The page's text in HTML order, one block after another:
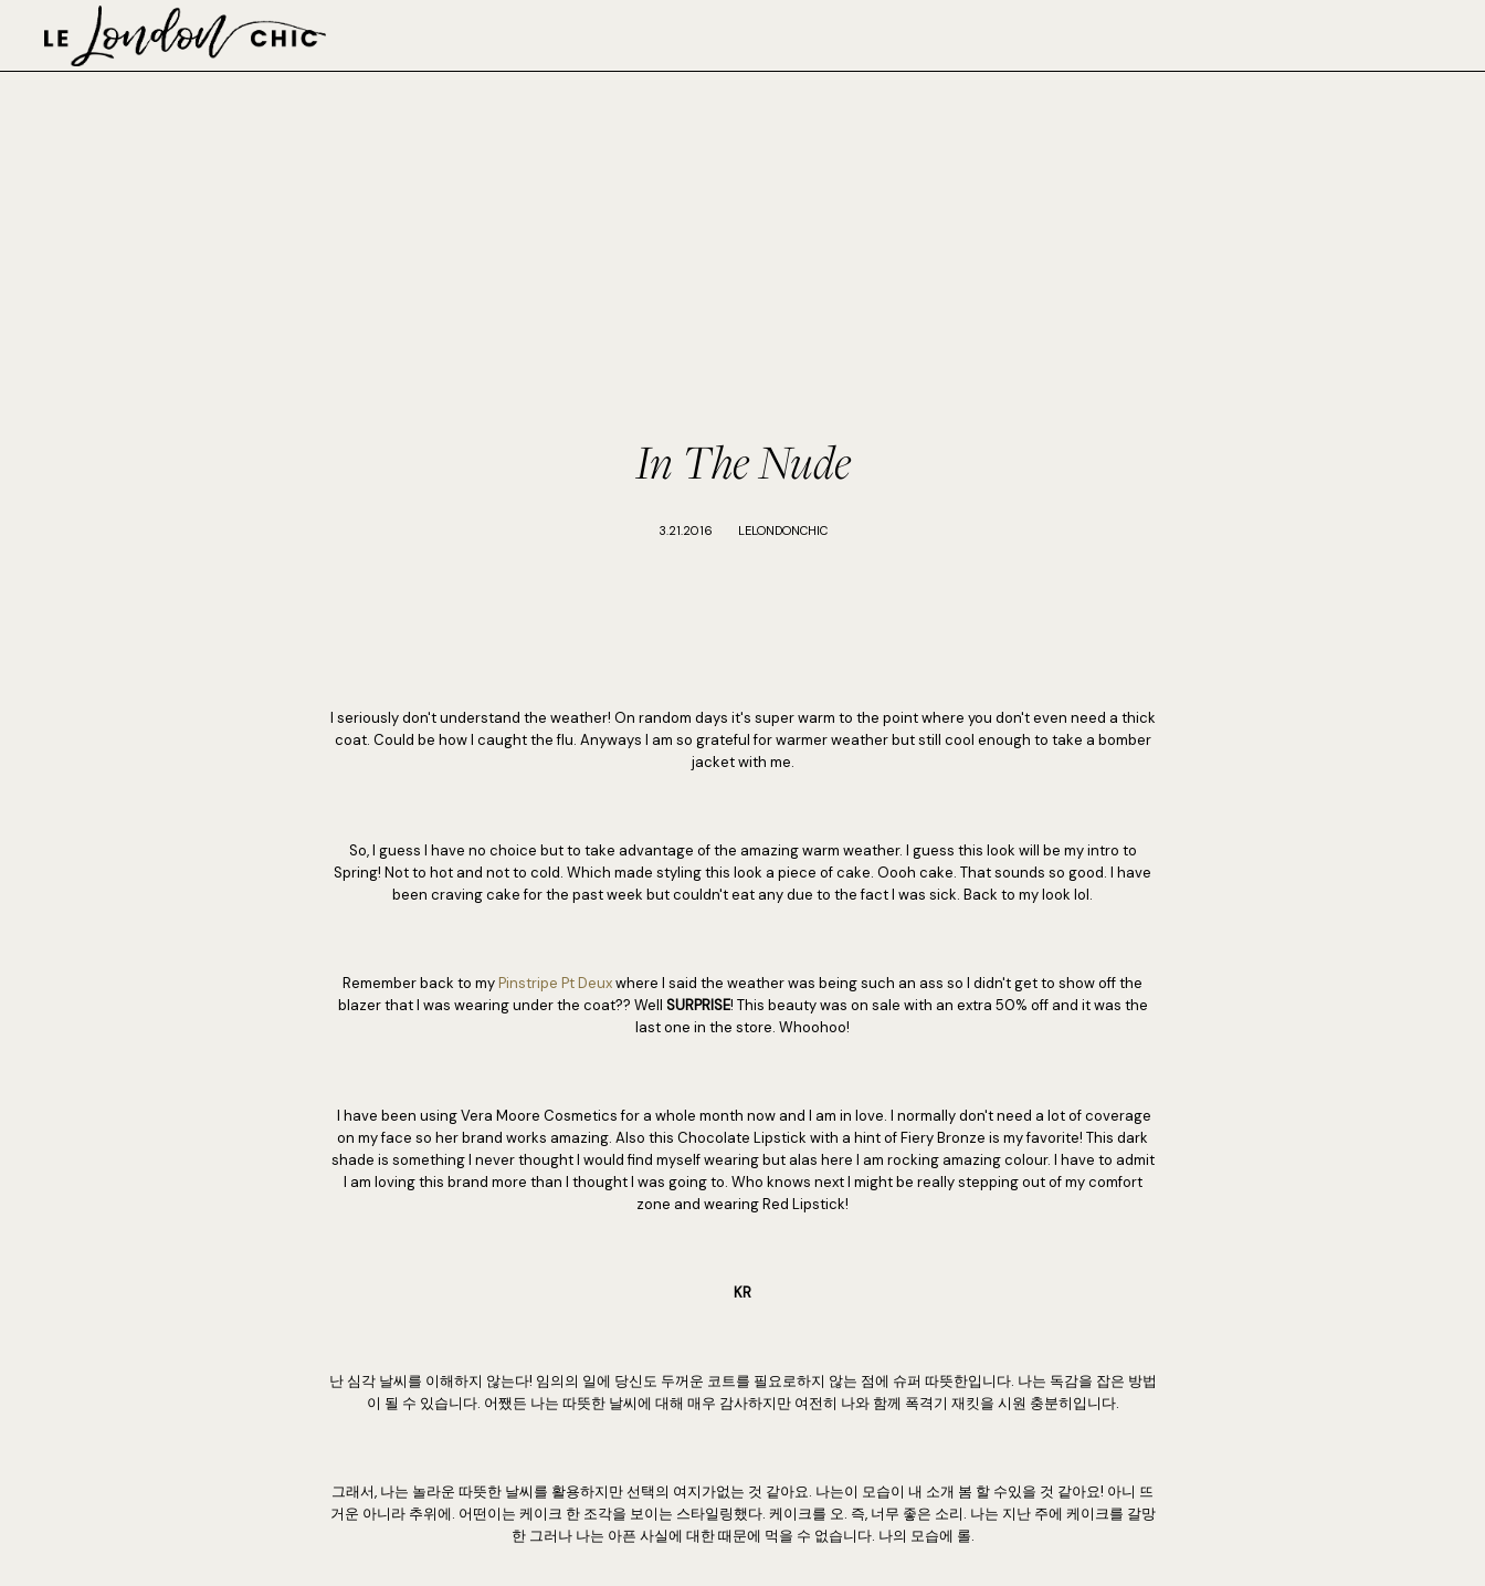
In The Nude
3.21.2016 LELONDONCHIC
I seriously don't understand the weather! On random days it's super warm to the point where you don't even need a thick
coat. Could be how I caught the flu. Anyways I am so grateful for warmer weather but still cool enough to take a bomber
jacket with me.
So, I guess I have no choice but to take advantage of the amazing warm weather. I guess this look will be my intro to
Spring! Not to hot and not to cold. Which made styling this look a piece of cake. Oooh cake. That sounds so good. I have
been craving cake for the past week but couldn't eat any due to the fact I was sick. Back to my look lol.
Remember back to myPinstripe Pt Deuxwhere I said the weather was being such an ass so I didn't get to show off the
blazer that I was wearing under the coat?? Well SURPRISE! This beauty was on sale with an extra 50% off and it was the
last one in the store. Whoohoo!
I have been using Vera Moore Cosmetics for a whole month now and I am in love. I normally don't need a lot of coverage
on my face so her brand works amazing. Also this Chocolate Lipstick with a hint of Fiery Bronze is my favorite! This dark
shade is something I never thought I would find myself wearing but alas here I am rocking amazing colour. I have to admit
I am loving this brand more than I thought I was going to. Who knows next I might be really stepping out of my comfort
zone and wearing Red Lipstick!
KR
난 심각 날씨를 이해하지 않는다! 임의의 일에 당신도 두꺼운 코트를 필요로하지 않는 점에 슈퍼 따뜻한입니다. 나는 독감을 잡은 방법
이 될 수 있습니다. 어쨌든 나는 따뜻한 날씨에 대해 매우 감사하지만 여전히 나와 함께 폭격기 재킷을 시원 충분히입니다.
그래서, 나는 놀라운 따뜻한 날씨를 활용하지만 선택의 여지가없는 것 같아요. 나는이 모습이 내 소개 봄 할 수있을 것 같아요! 아니 뜨
거운 아니라 추위에. 어떤이는 케이크 한 조각을 보이는 스타일링했다. 케이크를 오. 즉, 너무 좋은 소리. 나는 지난 주에 케이크를 갈망
한 그러나 나는 아픈 사실에 대한 때문에 먹을 수 없습니다. 나의 모습에 롤.